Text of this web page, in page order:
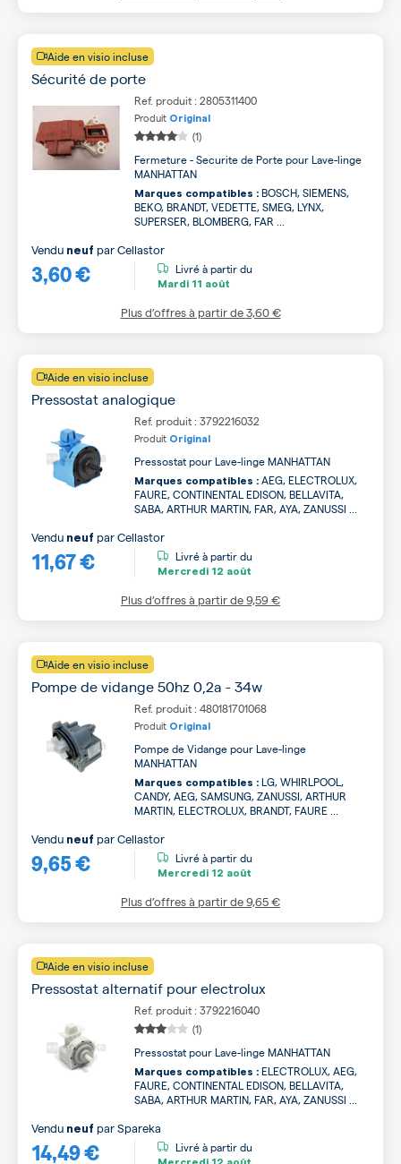
Aide en visio incluse
Sécurité de porte
Ref. produit : 2805311400
Produit Original
(1)
Fermeture - Securite de Porte pour Lave-linge
MANHATTAN
Marques compatibles : BOSCH, SIEMENS,
BEKO, BRANDT, VEDETTE, SMEG, LYNX,
SUPERSER, BLOMBERG, FAR ...
3,60 €
Vendu neuf parCellastor
Livré à partir du
Mardi 11 août
Plus d’offres à partir de3,60 €
Aide en visio incluse
Pressostat analogique
Ref. produit : 3792216032
Produit Original
Pressostat pour Lave-linge MANHATTAN
Marques compatibles : AEG, ELECTROLUX,
FAURE, CONTINENTAL EDISON, BELLAVITA,
SABA, ARTHUR MARTIN, FAR, AYA, ZANUSSI ...
11,67 €
Vendu neuf parCellastor
Livré à partir du
Mercredi 12 août
Plus d’offres à partir de9,59 €
Aide en visio incluse
Pompe de vidange 50hz 0,2a - 34w
Ref. produit : 480181701068
Produit Original
Pompe de Vidange pour Lave-linge
MANHATTAN
Marques compatibles : LG, WHIRLPOOL,
CANDY, AEG, SAMSUNG, ZANUSSI, ARTHUR
MARTIN, ELECTROLUX, BRANDT, FAURE ...
9,65 €
Vendu neuf parCellastor
Livré à partir du
Mercredi 12 août
Plus d’offres à partir de9,65 €
Aide en visio incluse
Pressostat alternatif pour electrolux
Ref. produit : 3792216040
(1)
Pressostat pour Lave-linge MANHATTAN
Marques compatibles : ELECTROLUX, AEG,
FAURE, CONTINENTAL EDISON, BELLAVITA,
SABA, ARTHUR MARTIN, FAR, AYA, ZANUSSI ...
14,49 €
Vendu neuf parSpareka
Livré à partir du
Mercredi 12 août